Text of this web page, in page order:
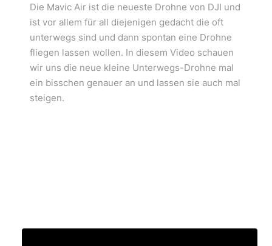
Die Mavic Air ist die neueste Drohne von DJI und
ist vor allem für all diejenigen gedacht die oft
unterwegs sind und dann spontan eine Drohne
fliegen lassen wollen. In diesem Video schauen
wir uns die neue kleine Unterwegs-Drohne mal
ein bisschen genauer an und lassen sie auch mal
steigen.